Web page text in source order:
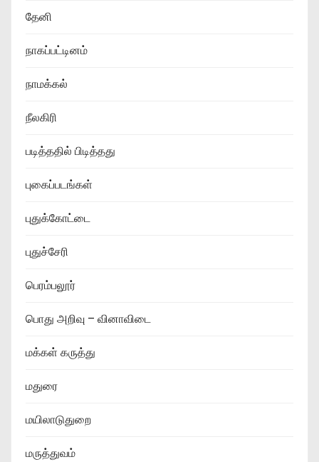
தேனி
நாகப்பட்டினம்
நாமக்கல்
நீலகிரி
படித்ததில் பிடித்தது
புகைப்படங்கள்
புதுக்கோட்டை
புதுச்சேரி
பெரம்பலூர்
பொது அறிவு – வினாவிடை
மக்கள் கருத்து
மதுரை
மயிலாடுதுறை
மருத்துவம்